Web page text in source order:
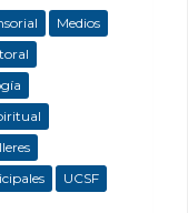
Medios
UCSF